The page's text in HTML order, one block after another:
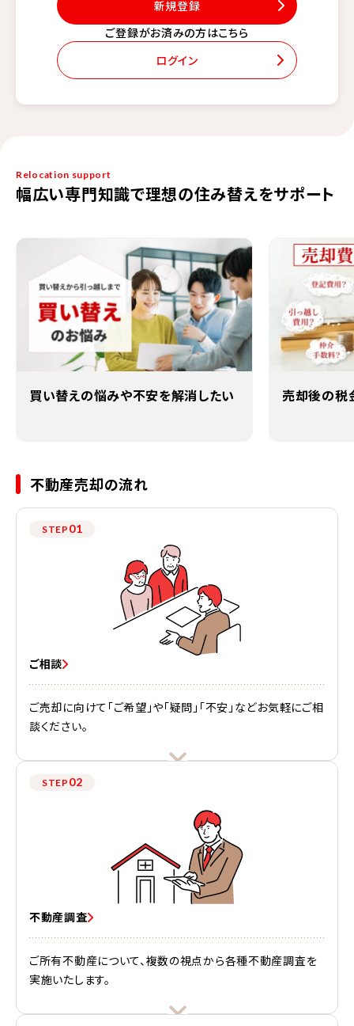
ご登録がお済みの方はこちら
ログイン
新規登録
Relocation support
幅広い専門知識で理想の住み替えをサポート
買い替えの悩みや不安を解消したい 売却後の税
不動産売却の流れ
STEP 01
ご相談
ご売却に向けて「ご希望」や「疑問」「不安」などお気軽にご相
談ください。
STEP 02
不動産調査
ご所有不動産について、複数の視点から各種不動産調査を
実施いたします。